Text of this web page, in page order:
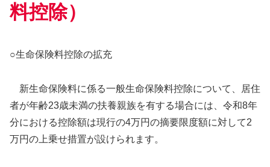
料控除）
○生命保険料控除の拡充
新生命保険料に係る一般生命保険料控除について、居住
者が年齢23歳未満の扶養親族を有する場合には、令和8年
分における控除額は現行の4万円の摘要限度額に対して2
万円の上乗せ措置が設けられます。